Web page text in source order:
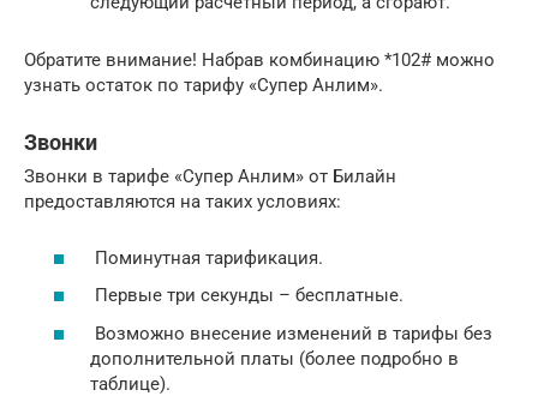
Обратите внимание! Набрав комбинацию *102# можно
узнать остаток по тарифу «Cупер Анлим».
Звонки
Звонки в тарифе «Супер Анлим» от Билайн
предоставляются на таких условиях:
Поминутная тарификация.
Первые три секунды – бесплатные.
Возможно внесение изменений в тарифы без
дополнительной платы (более подробно в
таблице).